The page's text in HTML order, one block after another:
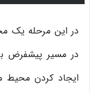
در این مرحله یک
در مسیر پیشفرض